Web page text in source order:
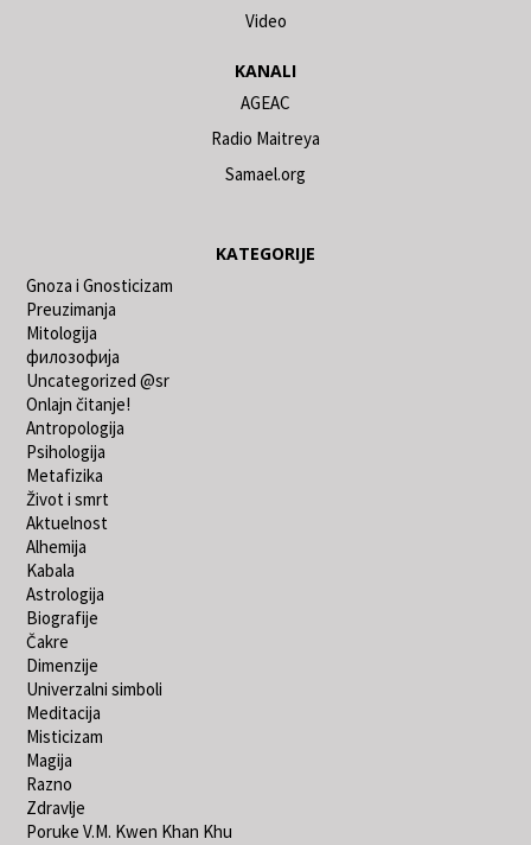
Video
KANALI
AGEAC
Radio Maitreya
Samael.org
KATEGORIJE
Gnoza i Gnosticizam
Preuzimanja
Mitologija
филозофија
Uncategorized @sr
Onlajn čitanje!
Antropologija
Psihologija
Metafizika
Život i smrt
Aktuelnost
Alhemija
Kabala
Astrologija
Biografije
Čakre
Dimenzije
Univerzalni simboli
Meditacija
Misticizam
Magija
Razno
Zdravlje
Poruke V.M. Kwen Khan Khu